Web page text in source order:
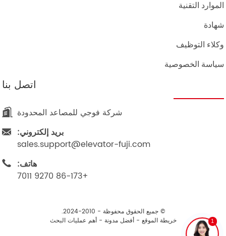
الموارد التقنية
شهادة
وكلاء التوظيف
سياسة الخصوصية
اتصل بنا
شركة فوجي للمصاعد المحدودة
بريد إلكتروني:
sales.support@elevator-fuji.com
هاتف:
+86-173 9270 7011
© جميع الحقوق محفوظة - 2010-2024.
خريطة الموقع -أفضل مدونة -أهم عمليات البحث 1